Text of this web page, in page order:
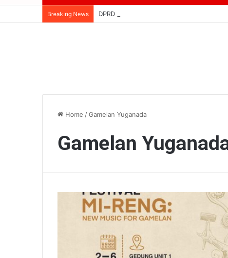
Breaking News DPRD Badung Dan Pemkab Sepakati KUA-
Home /Gamelan Yuganada
Gamelan